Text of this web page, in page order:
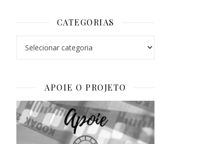
CATEGORIAS
APOIE O PROJETO